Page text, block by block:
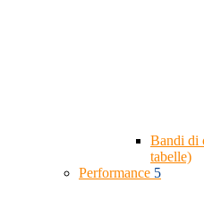
Bandi di
tabelle)
Performance 5